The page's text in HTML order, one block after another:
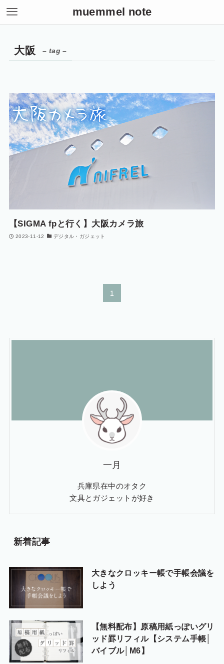
muemmel note
大阪 – tag –
【SIGMA fpと行く】大阪カメラ旅
2023-11-12 デジタル・ガジェット
1
一月
兵庫県在中のオタク
文具とガジェットが好き
新着記事
大きなクロッキー帳で手帳会議を
しよう
【無料配布】原稿用紙っぽいグリ
ッド罫リフィル【システム手帳│
バイブル│M6】